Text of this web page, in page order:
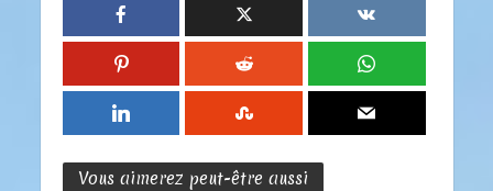
Vous aimerez peut-être aussi